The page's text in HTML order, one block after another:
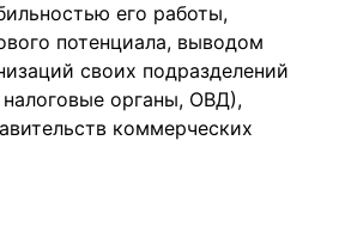
его работы,
потенциала, выводом
своих подразделений
налоговые органы, ОВД),
коммерческих